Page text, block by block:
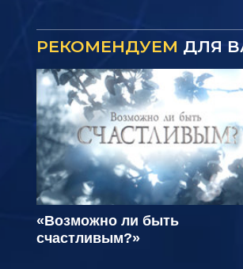
РЕКОМЕНДУЕМ ДЛЯ
«Возможно ли быть
счастливым?»